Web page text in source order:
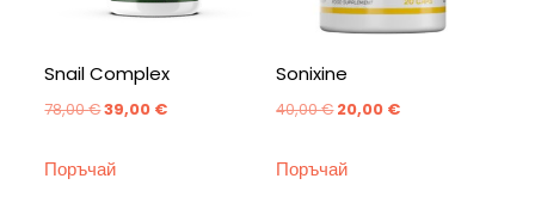
Snail Complex
78,00€Original
was:
39,00 €Текущата
Поръчай
Sonixine
40,00€ Original
was:
20,00 €Текущата
Поръчай